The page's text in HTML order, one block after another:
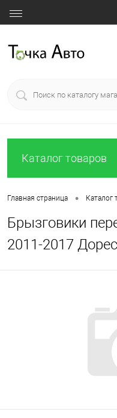
Каталог товаров
Главная страница • Каталог
Брызговики
2011-2017